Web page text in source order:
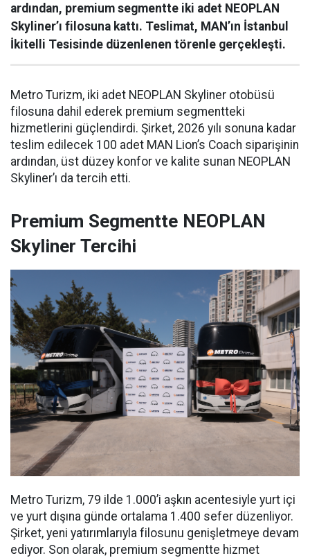
ardından, premium segmentte iki adet NEOPLAN
Skyliner’ı filosuna kattı. Teslimat, MAN’ın İstanbul
İkitelli Tesisinde düzenlenen törenle gerçekleşti.
Metro Turizm, iki adet NEOPLAN Skyliner otobüsü
filosuna dahil ederek premium segmentteki
hizmetlerini güçlendirdi. Şirket, 2026 yılı sonuna kadar
teslim edilecek 100 adet MAN Lion’s Coach siparişinin
ardından, üst düzey konfor ve kalite sunan NEOPLAN
Skyliner’ı da tercih etti.
Premium Segmentte NEOPLAN
Skyliner Tercihi
Metro Turizm, 79 ilde 1.000’i aşkın acentesiyle yurt içi
ve yurt dışına günde ortalama 1.400 sefer düzenliyor.
Şirket, yeni yatırımlarıyla filosunu genişletmeye devam
ediyor. Son olarak, premium segmentte hizmet